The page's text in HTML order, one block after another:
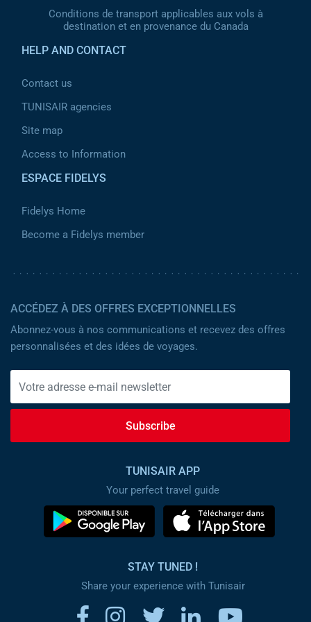
Conditions de transport applicables aux vols à
destination et en provenance du Canada
HELP AND CONTACT
Contact us
TUNISAIR agencies
Site map
Access to Information
ESPACE FIDELYS
Fidelys Home
Become a Fidelys member
ACCÉDEZ À DES OFFRES EXCEPTIONNELLES
Abonnez-vous à nos communications et recevez des offres
personnalisées et des idées de voyages.
Subscribe
TUNISAIR APP
Your perfect travel guide
STAY TUNED !
Share your experience with Tunisair